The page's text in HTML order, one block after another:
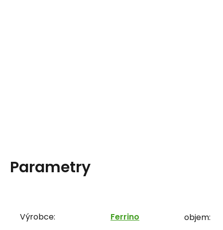
Parametry
Výrobce: Ferrino objem: